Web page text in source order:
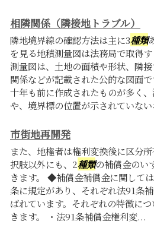
相隣関係（隣接地トラブル）
隣地境界線の確認方法は主に3種類
を見る地積測量図は法務局で取得
測量図は、土地の面積や形状、隣
関係などが記載された公的な図面
十年も前に作成されたものが多く
や、境界標の位置が示されていな
市街地再開発
また、地権者は権利変換後に区分
択肢以外にも、2種類の補償金のい
きます。 ◆補償金補償金に関して
条に規定があり、それぞれ法91条
ばれています。それぞれの特徴に
きます。 ・法91条補償金権利変...